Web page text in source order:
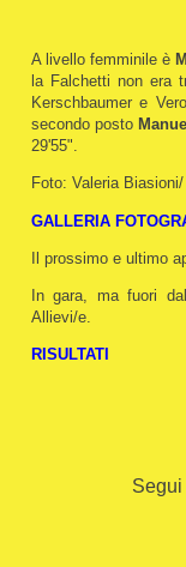
A livello femminile è
la Falchetti non era
Kerschbaumer e
secondo posto
29'55".
Foto: Valeria
GALLERIA
Il prossimo e ultimo
In gara, ma fuori
Allievi/e.
RISULTATI
Segui